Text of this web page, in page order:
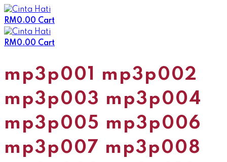
Skip
to
content
RM0.00 Cart
RM0.00 Cart
mp3p001 mp3p002
mp3p003 mp3p004
mp3p005 mp3p006
mp3p007 mp3p008